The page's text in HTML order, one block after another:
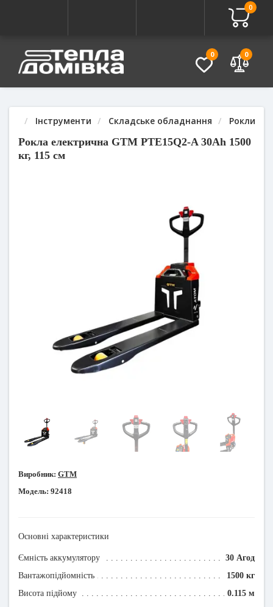
0
0 0
Інструменти Складське обладнання Рокли
Рокла електрична GTM PTE15Q2-A 30Ah 1500
кг, 115 см
Питання - Відповідь
Виробник: GTM
Модель: 92418
Основні характеристики
Ємність аккумулятору
30 Агод
Вантажопідйомність
1500 кг
Висота підйому
0.115 м